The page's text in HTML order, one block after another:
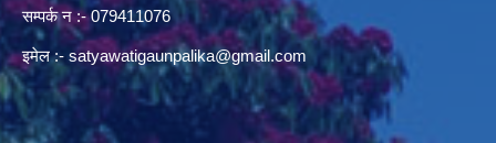
सम्पर्क न‌ :- 079411076
इमेल :- satyawatigaunpalika@gmail.com